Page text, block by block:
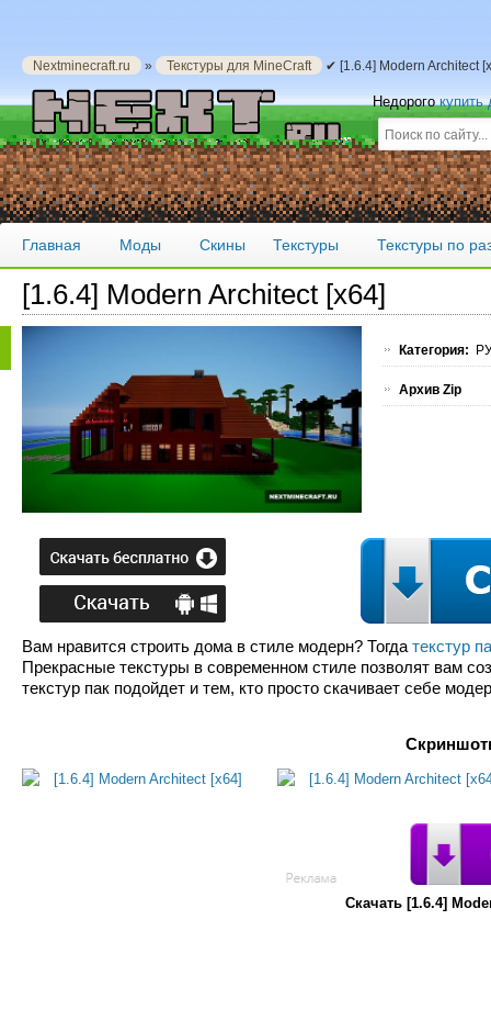
Nextminecraft.ru » Текстуры для MineCraft ✔ [1.6.4] Modern Architect
Недорогокупить
Главная Моды Скины Текстуры Текстуры по
[1.6.4] Modern Architect [x64]
Категория:
Архив Zip
Вам нравится строить дома в стиле модерн? Тогда текстур
Прекрасные текстуры в современном стиле позволят вам
текстур пак подойдет и тем, кто просто скачивает себе
Скачать [1.6.4]